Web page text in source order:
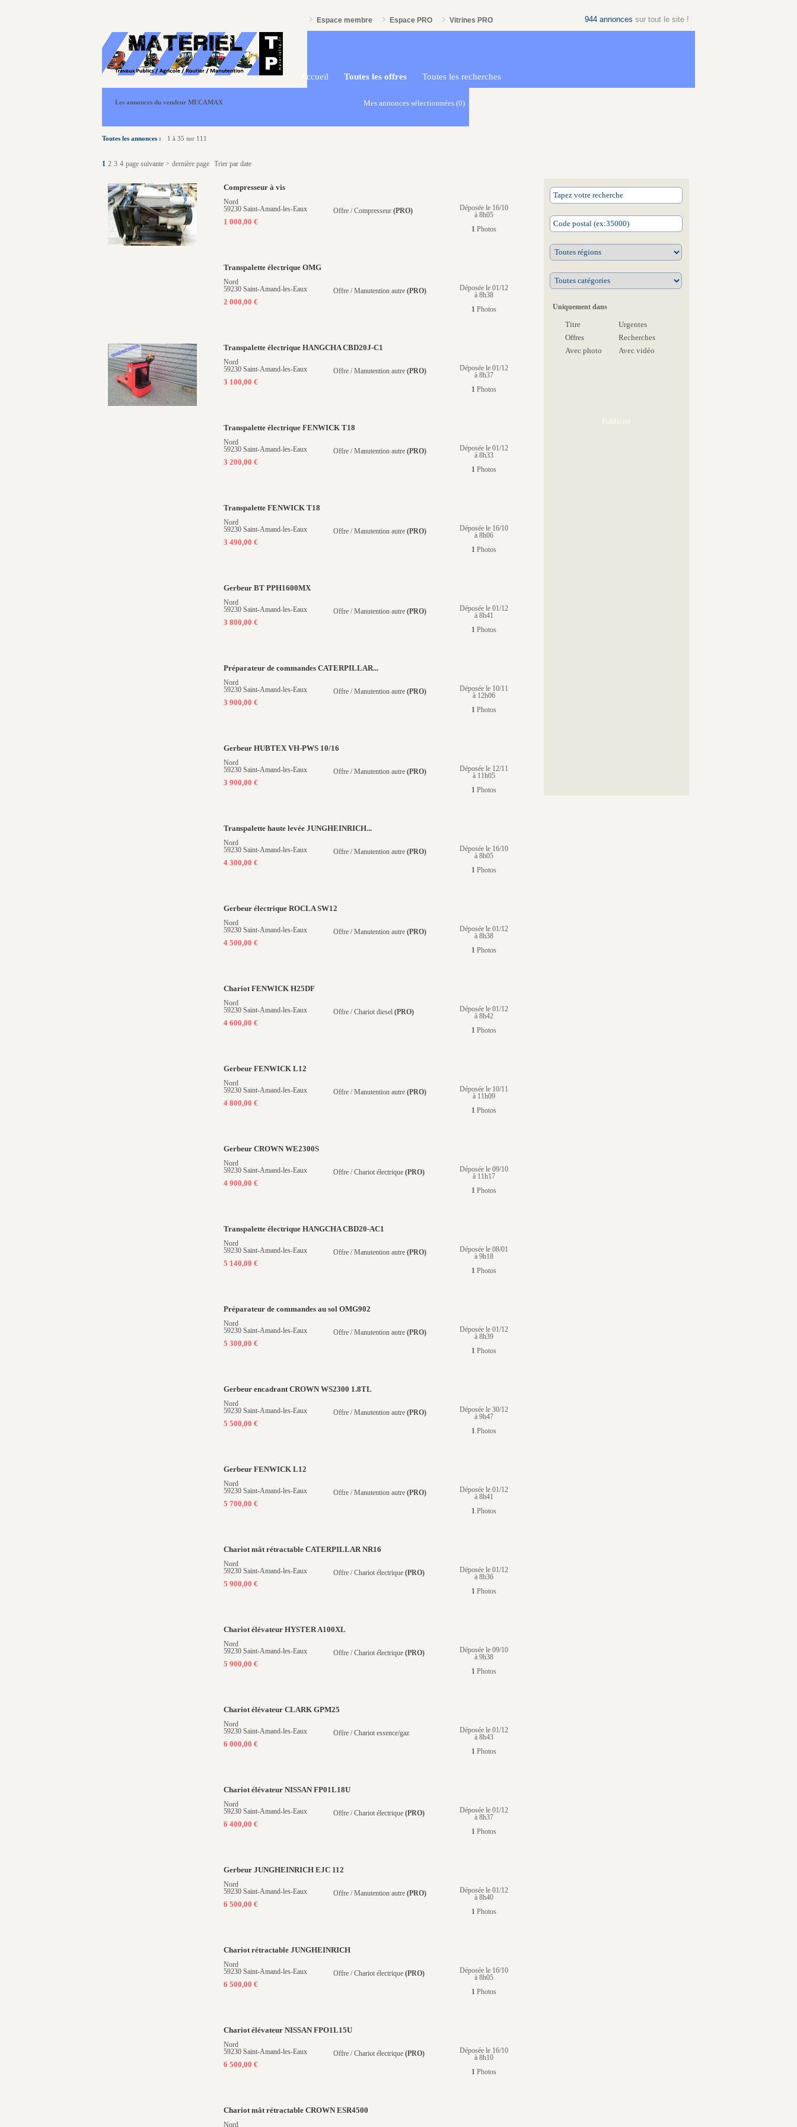
Espace membre Espace PRO Vitrines PRO 944 annonces sur tout le site !
Accueil Toutes les offres Toutes les recherches
Les annonces du vendeur MECAMAX Mes annonces sélectionnées (0)
Toutes les annonces : 1 à 35 sur 111
1 2 3 4 page suivante > dernière page Trier par date
Compresseur à vis
Nord
59230 Saint-Amand-les-Eaux
1 000,00 €
Offre / Compresseur (PRO)
Déposée le 16/10
à 8h05
1 Photos
Transpalette électrique OMG
Nord
59230 Saint-Amand-les-Eaux
2 000,00 €
Offre / Manutention autre (PRO)
Déposée le 01/12
à 8h38
1 Photos
Transpalette électrique HANGCHA CBD20J-C1
Nord
59230 Saint-Amand-les-Eaux
3 100,00 €
Offre / Manutention autre (PRO)
Déposée le 01/12
à 8h37
1 Photos
Transpalette électrique FENWICK T18
Nord
59230 Saint-Amand-les-Eaux
3 200,00 €
Offre / Manutention autre (PRO)
Déposée le 01/12
à 8h33
1 Photos
Transpalette FENWICK T18
Nord
59230 Saint-Amand-les-Eaux
3 490,00 €
Offre / Manutention autre (PRO)
Déposée le 16/10
à 8h06
1 Photos
Gerbeur BT PPH1600MX
Nord
59230 Saint-Amand-les-Eaux
3 800,00 €
Offre / Manutention autre (PRO)
Déposée le 01/12
à 8h41
1 Photos
Préparateur de commandes CATERPILLAR...
Nord
59230 Saint-Amand-les-Eaux
3 900,00 €
Offre / Manutention autre (PRO)
Déposée le 10/11
à 12h06
1 Photos
Gerbeur HUBTEX VH-PWS 10/16
Nord
59230 Saint-Amand-les-Eaux
3 900,00 €
Offre / Manutention autre (PRO)
Déposée le 12/11
à 11h05
1 Photos
Transpalette haute levée JUNGHEINRICH...
Nord
59230 Saint-Amand-les-Eaux
4 300,00 €
Offre / Manutention autre (PRO)
Déposée le 16/10
à 8h05
1 Photos
Gerbeur électrique ROCLA SW12
Nord
59230 Saint-Amand-les-Eaux
4 500,00 €
Offre / Manutention autre (PRO)
Déposée le 01/12
à 8h38
1 Photos
Chariot FENWICK H25DF
Nord
59230 Saint-Amand-les-Eaux
4 600,00 €
Offre / Chariot diesel (PRO)
Déposée le 01/12
à 8h42
1 Photos
Gerbeur FENWICK L12
Nord
59230 Saint-Amand-les-Eaux
4 800,00 €
Offre / Manutention autre (PRO)
Déposée le 10/11
à 11h09
1 Photos
Gerbeur CROWN WE2300S
Nord
59230 Saint-Amand-les-Eaux
4 900,00 €
Offre / Chariot électrique (PRO)
Déposée le 09/10
à 11h17
1 Photos
Transpalette électrique HANGCHA CBD20-AC1
Nord
59230 Saint-Amand-les-Eaux
5 140,00 €
Offre / Manutention autre (PRO)
Déposée le 08/01
à 9h18
1 Photos
Préparateur de commandes au sol OMG902
Nord
59230 Saint-Amand-les-Eaux
5 300,00 €
Offre / Manutention autre (PRO)
Déposée le 01/12
à 8h39
1 Photos
Gerbeur encadrant CROWN WS2300 1.8TL
Nord
59230 Saint-Amand-les-Eaux
5 500,00 €
Offre / Manutention autre (PRO)
Déposée le 30/12
à 9h47
1 Photos
Gerbeur FENWICK L12
Nord
59230 Saint-Amand-les-Eaux
5 700,00 €
Offre / Manutention autre (PRO)
Déposée le 01/12
à 8h41
1 Photos
Chariot mât rétractable CATERPILLAR NR16
Nord
59230 Saint-Amand-les-Eaux
5 900,00 €
Offre / Chariot électrique (PRO)
Déposée le 01/12
à 8h36
1 Photos
Chariot élévateur HYSTER A100XL
Nord
59230 Saint-Amand-les-Eaux
5 900,00 €
Offre / Chariot électrique (PRO)
Déposée le 09/10
à 9h38
1 Photos
Chariot élévateur CLARK GPM25
Nord
59230 Saint-Amand-les-Eaux
6 000,00 €
Offre / Chariot essence/gaz
Déposée le 01/12
à 8h43
1 Photos
Chariot élévateur NISSAN FP01L18U
Nord
59230 Saint-Amand-les-Eaux
6 400,00 €
Offre / Chariot électrique (PRO)
Déposée le 01/12
à 8h37
1 Photos
Gerbeur JUNGHEINRICH EJC 112
Nord
59230 Saint-Amand-les-Eaux
6 500,00 €
Offre / Manutention autre (PRO)
Déposée le 01/12
à 8h40
1 Photos
Chariot rétractable JUNGHEINRICH
Nord
59230 Saint-Amand-les-Eaux
6 500,00 €
Offre / Chariot électrique (PRO)
Déposée le 16/10
à 8h05
1 Photos
Chariot élévateur NISSAN FPO1L15U
Nord
59230 Saint-Amand-les-Eaux
6 500,00 €
Offre / Chariot électrique (PRO)
Déposée le 16/10
à 8h10
1 Photos
Chariot mât rétractable CROWN ESR4500
Nord
Uniquement dans
Titre
Offres
Avec photo
Urgentes
Recherches
Avec vidéo
Publicité